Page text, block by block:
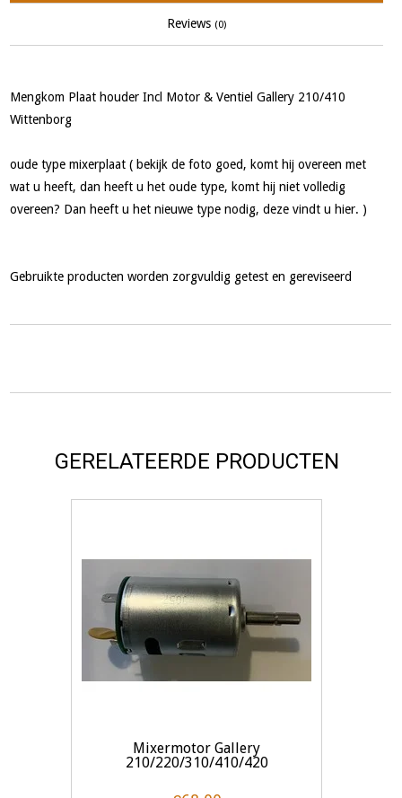
Reviews (0)
Mengkom Plaat houder Incl Motor & Ventiel Gallery 210/410
Wittenborg
oude type mixerplaat ( bekijk de foto goed, komt hij overeen met
wat u heeft, dan heeft u het oude type, komt hij niet volledig
overeen? Dan heeft u het nieuwe type nodig, deze vindt u hier. )
Gebruikte producten worden zorgvuldig getest en gereviseerd
GERELATEERDE PRODUCTEN
Mixermotor Gallery
210/220/310/410/420